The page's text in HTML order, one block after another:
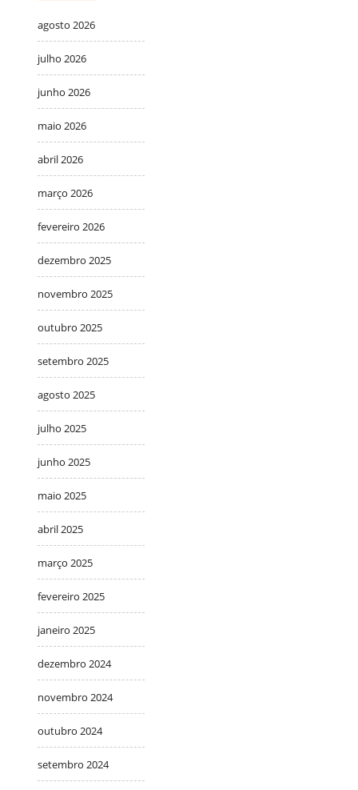
agosto 2026
julho 2026
junho 2026
maio 2026
abril 2026
março 2026
fevereiro 2026
dezembro 2025
novembro 2025
outubro 2025
setembro 2025
agosto 2025
julho 2025
junho 2025
maio 2025
abril 2025
março 2025
fevereiro 2025
janeiro 2025
dezembro 2024
novembro 2024
outubro 2024
setembro 2024